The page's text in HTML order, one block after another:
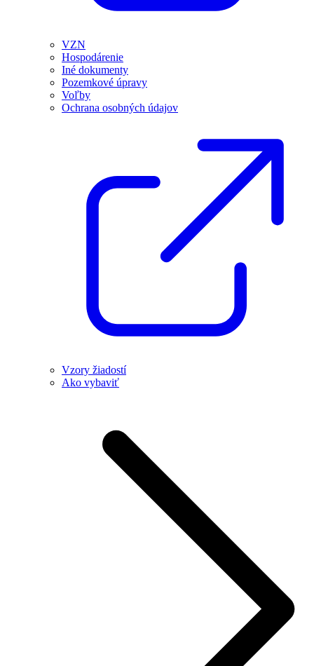
VZN
Hospodárenie
Iné dokumenty
Pozemkové úpravy
Voľby
Ochrana osobných údajov
Vzory žiadostí
Ako vybaviť